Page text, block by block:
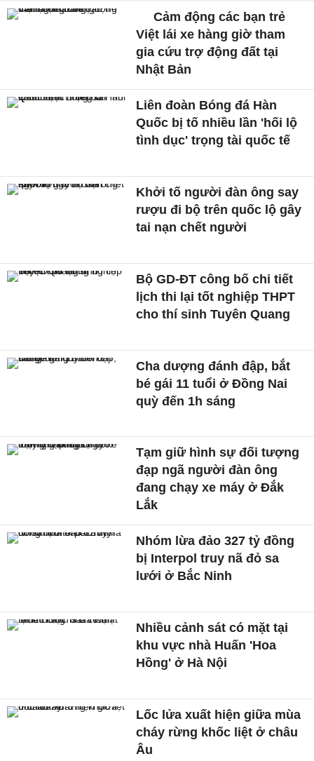
Cảm động các bạn trẻ
Việt lái xe hàng giờ tham
gia cứu trợ động đất tại
Nhật Bản
Liên đoàn Bóng đá Hàn
Quốc bị tố nhiều lần 'hối lộ
tình dục' trọng tài quốc tế
Khởi tố người đàn ông say
rượu đi bộ trên quốc lộ gây
tai nạn chết người
Bộ GD-ĐT công bố chi tiết
lịch thi lại tốt nghiệp THPT
cho thí sinh Tuyên Quang
Cha dượng đánh đập, bắt
bé gái 11 tuổi ở Đồng Nai
quỳ đến 1h sáng
Tạm giữ hình sự đối tượng
đạp ngã người đàn ông
đang chạy xe máy ở Đắk
Lắk
Nhóm lừa đảo 327 tỷ đồng
bị Interpol truy nã đỏ sa
lưới ở Bắc Ninh
Nhiều cảnh sát có mặt tại
khu vực nhà Huấn 'Hoa
Hồng' ở Hà Nội
Lốc lửa xuất hiện giữa mùa
cháy rừng khốc liệt ở châu
Âu